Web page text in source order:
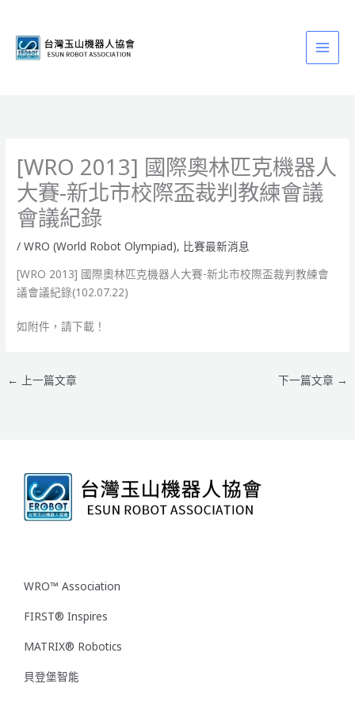
[WRO 2013] 國際奧林匹克機器人
大賽-新北市校際盃裁判教練會議
會議紀錄
/WRO (World Robot Olympiad), 比賽最新消息
[WRO 2013] 國際奧林匹克機器人大賽-新北市校際盃裁判教練會
議會議紀錄(102.07.22)
如附件，請下載！
← 上一篇文章 下一篇文章 →
WRO™ Association
FIRST® Inspires
MATRIX® Robotics
貝登堡智能